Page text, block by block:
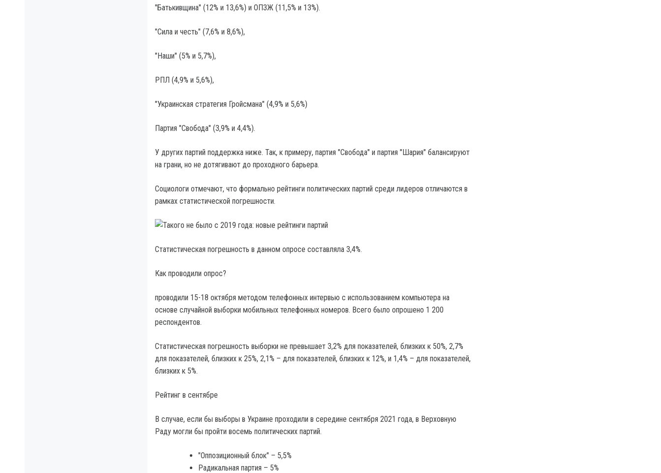
"Батькивщина" (12% и 13,6%) и ОПЗЖ (11,5% и 13%).
"Сила и честь" (7,6% и 8,6%),
"Наши" (5% и 5,7%),
РПЛ (4,9% и 5,6%),
"Украинская стратегия Гройсмана" (4,9% и 5,6%)
Партия "Свобода" (3,9% и 4,4%).
У других партий поддержка ниже. Так, к примеру, партия "Свобода" и партия "Шария" балансируют
на грани, но не дотягивают до проходного барьера.
Социологи отмечают, что формально рейтинги политических партий среди лидеров отличаются в
рамках статистической погрешности.
Статистическая погрешность в данном опросе составляла 3,4%.
Как проводили опрос?
проводили 15-18 октября методом телефонных интервью с использованием компьютера на
основе случайной выборки мобильных телефонных номеров. Всего было опрошено 1 200
респондентов.
Статистическая погрешность выборки не превышает 3,2% для показателей, близких к 50%, 2,7%
для показателей, близких к 25%, 2,1% – для показателей, близких к 12%, и 1,4% – для показателей,
близких к 5%.
Рейтинг в сентябре
В случае, если бы выборы в Украине проходили в середине сентября 2021 года, в Верховную
Раду могли бы пройти восемь политических партий.
"Оппозиционный блок" – 5,5%
Радикальная партия – 5%